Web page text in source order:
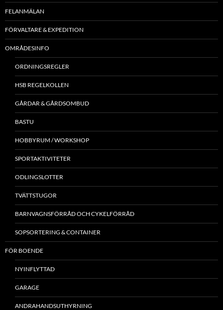
FELANMÄLAN
FÖRVALTARE & EXPEDITION
OMRÅDESINFO
ORDNINGSREGLER
HSB REGELKOLLEN
GÅRDAR & GÅRDSOMBUD
BASTU
HOBBYRUM / WORKSHOP
SPORTAKTIVITETER
ODLINGSLOTTER
TVÄTTSTUGOR
BARNVAGNSFÖRRÅD OCH CYKELFÖRRÅD
SOPSORTERING & CONTAINER
FÖR BOENDE
NYINFLYTTAD
GARAGE
ANDRAHANDSUTHYRNING